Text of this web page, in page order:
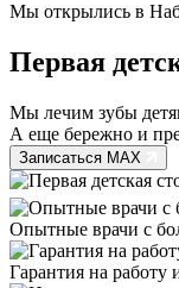
Мы открылись в
Первая
Мы лечим зубы
А еще бережно и
Записаться MAX
Опытные врачи с
Гарантия на работу